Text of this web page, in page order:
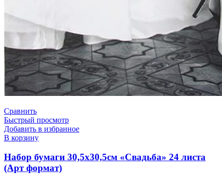
Сравнить
Быстрый просмотр
Добавить в избранное
В корзину
Набор бумаги 30,5х30,5см «Свадьба» 24 листа
(Арт формат)